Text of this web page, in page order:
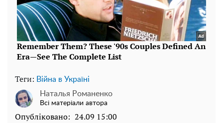
Теги: Війна в Україні
Наталья Романенко
Всі матеріали автора
Опубліковано: 24.09 15:00